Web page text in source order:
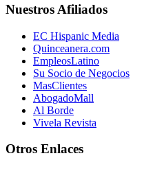
Nuestros Afiliados
EC Hispanic Media
Quinceanera.com
EmpleosLatino
Su Socio de Negocios
MasClientes
AbogadoMall
Al Borde
Vivela Revista
Otros Enlaces